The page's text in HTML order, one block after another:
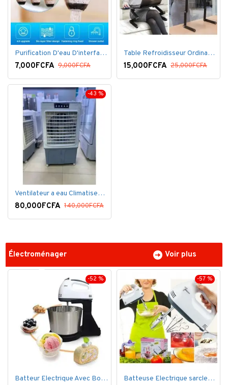
Purification D'eau D'interface De Filtre De Robinet
7,000FCFA 9,000FCFA
Table Refroidisseur Ordinateur Portable
15,000FCFA 25,000FCFA
-43 %
Ventilateur a eau Climatiseur Mobile Grand Model.
80,000FCFA 140,000FCFA
Électroménager Voir plus
-52 %
Batteur Electrique Avec Bol en inox
-57 %
Batteuse Electrique sarclette à main– 7 vitesses